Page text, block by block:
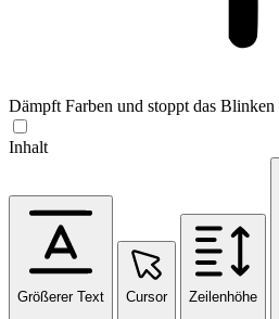
Dämpft Farben und stoppt das Blinken
Inhalt
Größerer Text Cursor Zeilenhöhe